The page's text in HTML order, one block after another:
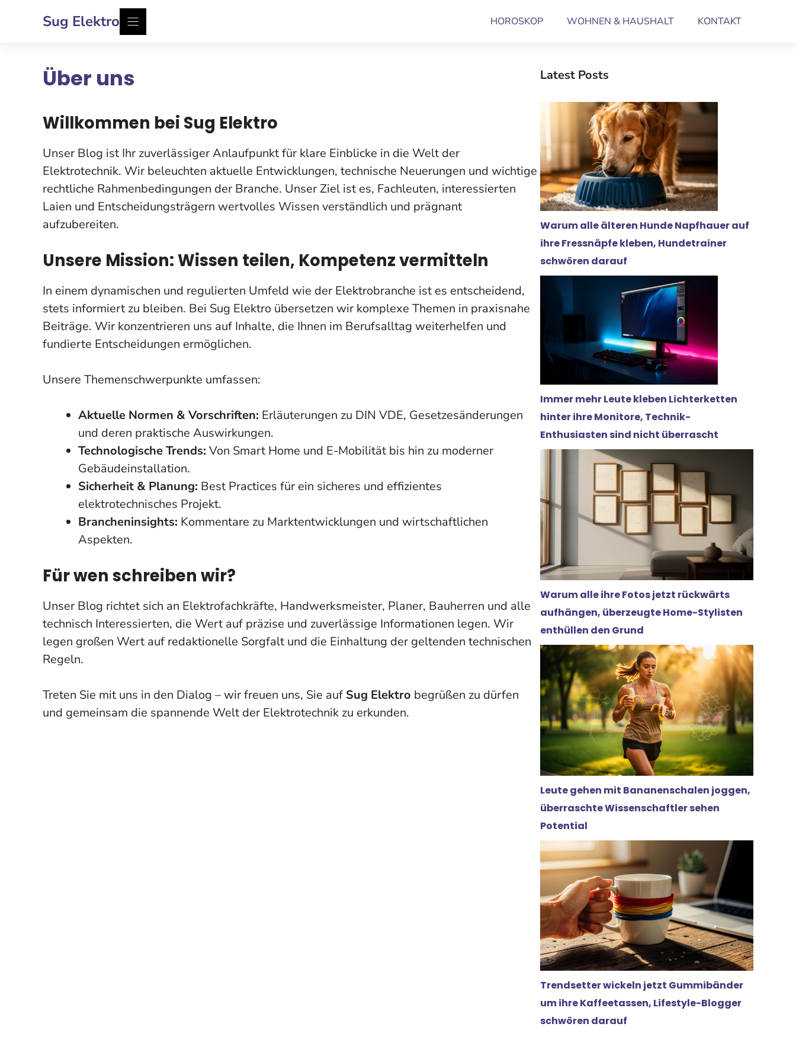
Sug Elektro HOROSKOP WOHNEN & HAUSHALT KONTAKT
Über uns
Willkommen bei Sug Elektro
Unser Blog ist Ihr zuverlässiger Anlaufpunkt für klare Einblicke in die Welt der
Elektrotechnik. Wir beleuchten aktuelle Entwicklungen, technische Neuerungen und wichtige
rechtliche Rahmenbedingungen der Branche. Unser Ziel ist es, Fachleuten, interessierten
Laien und Entscheidungsträgern wertvolles Wissen verständlich und prägnant
aufzubereiten.
Unsere Mission: Wissen teilen, Kompetenz vermitteln
In einem dynamischen und regulierten Umfeld wie der Elektrobranche ist es entscheidend,
stets informiert zu bleiben. Bei Sug Elektro übersetzen wir komplexe Themen in praxisnahe
Beiträge. Wir konzentrieren uns auf Inhalte, die Ihnen im Berufsalltag weiterhelfen und
fundierte Entscheidungen ermöglichen.
Unsere Themenschwerpunkte umfassen:
Aktuelle Normen & Vorschriften: Erläuterungen zu DIN VDE, Gesetzesänderungen
und deren praktische Auswirkungen.
Technologische Trends: Von Smart Home und E-Mobilität bis hin zu moderner
Gebäudeinstallation.
Sicherheit & Planung: Best Practices für ein sicheres und effizientes
elektrotechnisches Projekt.
Brancheninsights: Kommentare zu Marktentwicklungen und wirtschaftlichen
Aspekten.
Für wen schreiben wir?
Unser Blog richtet sich an Elektrofachkräfte, Handwerksmeister, Planer, Bauherren und alle
technisch Interessierten, die Wert auf präzise und zuverlässige Informationen legen. Wir
legen großen Wert auf redaktionelle Sorgfalt und die Einhaltung der geltenden technischen
Regeln.
Treten Sie mit uns in den Dialog – wir freuen uns, Sie auf Sug Elektro begrüßen zu dürfen
und gemeinsam die spannende Welt der Elektrotechnik zu erkunden.
Latest Posts
Warum alle älteren Hunde Napfhauer auf
ihre Fressnäpfe kleben, Hundetrainer
schwören darauf
Immer mehr Leute kleben Lichterketten
hinter ihre Monitore, Technik-
Enthusiasten sind nicht überrascht
Warum alle ihre Fotos jetzt rückwärts
aufhängen, überzeugte Home-Stylisten
enthüllen den Grund
Leute gehen mit Bananenschalen joggen,
überraschte Wissenschaftler sehen
Potential
Trendsetter wickeln jetzt Gummibänder
um ihre Kaffeetassen, Lifestyle-Blogger
schwören darauf